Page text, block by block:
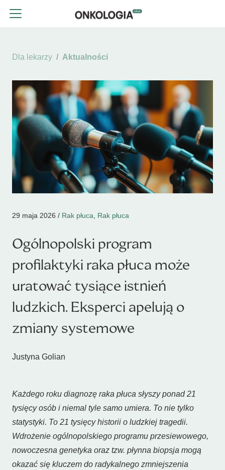
Dla lekarzy Aktualności
29 maja 2026 / Rak płuca Rak płuca
Ogólnopolski program
profilaktyki raka płuca może
uratować tysiące istnień
ludzkich. Eksperci apelują o
zmiany systemowe
Justyna Golian
Każdego roku diagnozę raka płuca słyszy ponad 21
tysięcy osób i niemal tyle samo umiera. To nie tylko
statystyki. To 21 tysięcy historii o ludzkiej tragedii.
Wdrożenie ogólnopolskiego programu przesiewowego,
nowoczesna genetyka oraz tzw. płynna biopsja mogą
okazać się kluczem do radykalnego zmniejszenia